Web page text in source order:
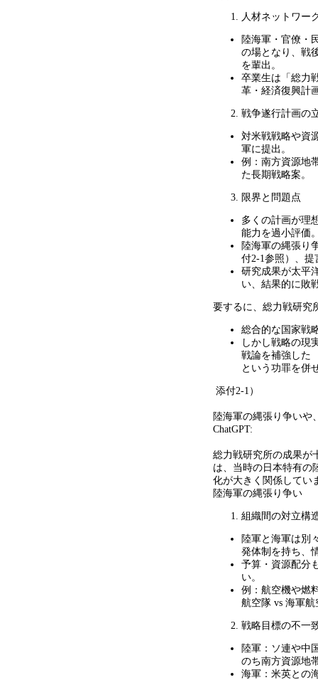
人材ネットワー
陸海軍・官僚・
の場となり、戦
を輩出。
卒業生は「総力
革・経済復興計
戦争遂行計画の
対米戦戦略や資
軍に提出。
例：南方資源地
た長期戦略案。
限界と問題点
多くの計画が理
能力を過小評価
陸海軍の縄張り
付2-1参照）、提
研究成果が太平
い、結果的に敗
要するに、総力戦研究
総合的な国家戦
しかし戦略の現
戦論を補強した
という功罪を併
添付2-1 ）
陸海軍の縄張り争いや
ChatGPT:
総力戦研究所の成果が
は、当時の日本特有の
化が大きく関係してい
陸海軍の縄張り争い
組織間の対立構
陸軍と海軍は別
発体制を持ち、
予算・資源配分
い。
例：航空機や燃
航空隊 vs 海軍航
戦略目標の不一
陸軍：ソ連や中
のち南方資源地
海軍：米英との